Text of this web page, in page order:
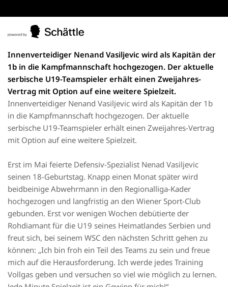
Innenverteidiger Nenand Vasiljevic wird als Kapitän der
1b in die Kampfmannschaft hochgezogen. Der aktuelle
serbische U19-Teamspieler erhält einen Zweijahres-
Vertrag mit Option auf eine weitere Spielzeit.
Innenverteidiger Nenand Vasiljevic wird als Kapitän der 1b
in die Kampfmannschaft hochgezogen. Der aktuelle
serbische U19-Teamspieler erhält einen Zweijahres-Vertrag
mit Option auf eine weitere Spielzeit.
Erst im Mai feierte Defensiv-Spezialist Nenad Vasiljevic
seinen 18-Geburtstag. Knapp einen Monat später wird
beidbeinige Abwehrmann in den Regionalliga-Kader
hochgezogen und langfristig an den Wiener Sport-Club
gebunden. Erst vor wenigen Wochen debütierte der
Rohdiamant für die U19 seines Heimatlandes Serbien und
freut sich, bei seinem WSC den nächsten Schritt gehen zu
können: „Ich bin froh ein Teil des Teams zu sein und freue
mich auf die Herausforderung. Ich werde jedes Training
Vollgas geben und versuchen so viel wie möglich zu lernen.